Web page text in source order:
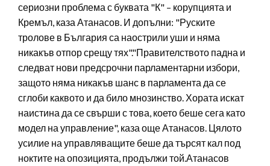
сериозни проблема с буквата "К" – корупцията и
Кремъл, каза Атанасов. И допълни: "Руските
тролове в България са наострили уши и няма
никакъв отпор срещу тях"."Правителството падна и
следват нови предсрочни парламентарни избори,
защото няма никакъв шанс в парламента да се
сглоби каквото и да било мнозинство. Хората искат
наистина да се свърши с това, което беше сега като
модел на управление", каза още Атанасов. Цялото
усилие на управляващите беше да търсят кал под
ноктите на опозицията, продължи той.Атанасов